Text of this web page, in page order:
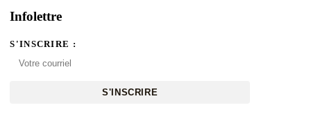
Infolettre
S'INSCRIRE :
S'INSCRIRE